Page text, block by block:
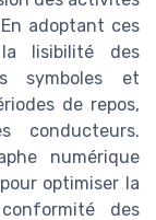
adoptant ces
lisibilité des
symboles et
de repos,
conducteurs.
numérique
optimiser la
des